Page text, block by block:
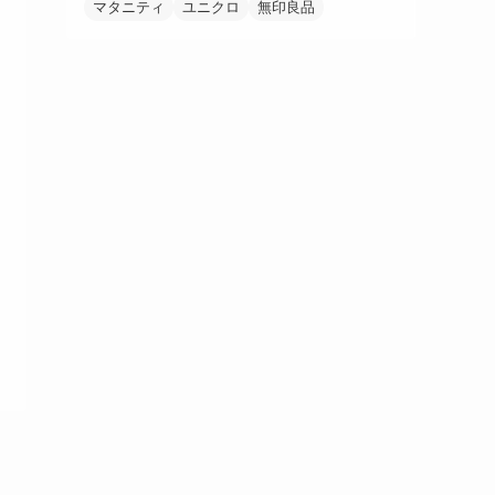
マタニティ ユニクロ 無印良品